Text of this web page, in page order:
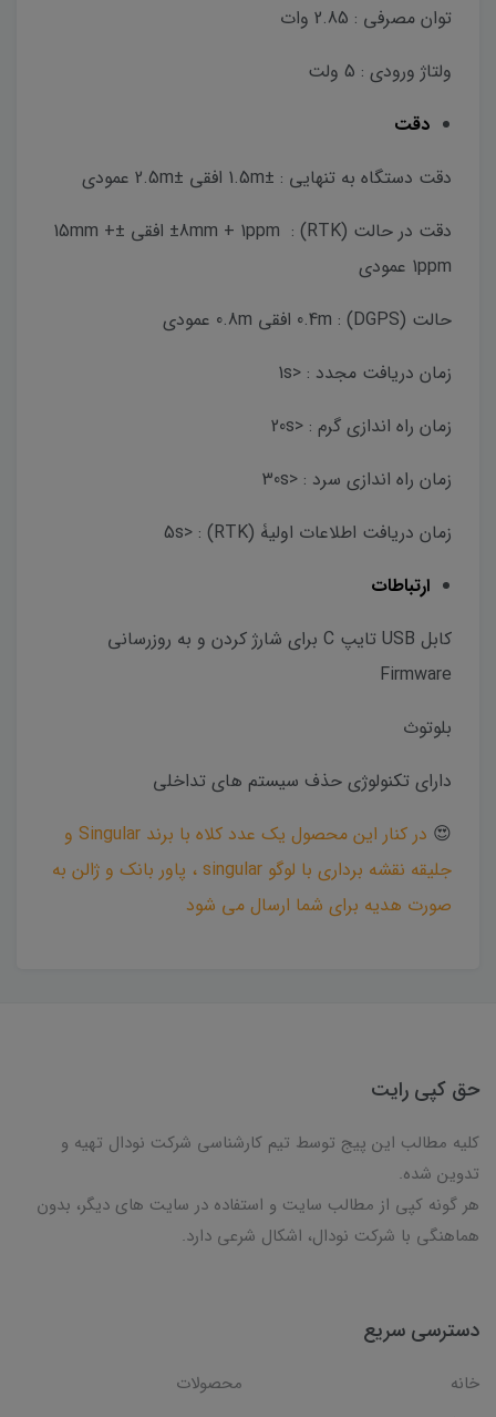
توان مصرفی : 2.85 وات
ولتاژ ورودی : 5 ولت
دقت
دقت دستگاه به تنهایی : ±1.5m افقی ±2.5m عمودی
دقت در حالت (RTK) : ±8mm + 1ppm افقی ±15mm +
1ppm عمودی
حالت (DGPS) : 0.4m افقی 0.8m عمودی
زمان دریافت مجدد : <1s
زمان راه اندازی گرم : <20s
زمان راه اندازی سرد : <30s
زمان دریافت اطلاعات اولیۀ (RTK) : <5s
ارتباطات
کابل USB تایپ C برای شارژ کردن و به روزرسانی
Firmware
بلوتوث
دارای تکنولوژی حذف سیستم های تداخلی
😍
در کنار این محصول یک عدد کلاه با برند Singular و
جلیقه نقشه برداری با لوگو singular ، پاور بانک و ژالن به
صورت هدیه برای شما ارسال می شود
حق کپی رایت
کلیه مطالب این پیج توسط تیم کارشناسی شرکت نودال تهیه و
تدوین شده.
هر گونه کپی از مطالب سایت و استفاده در سایت های دیگر، بدون
هماهنگی با شرکت نودال، اشکال شرعی دارد.
دسترسی سریع
خانه
محصولات